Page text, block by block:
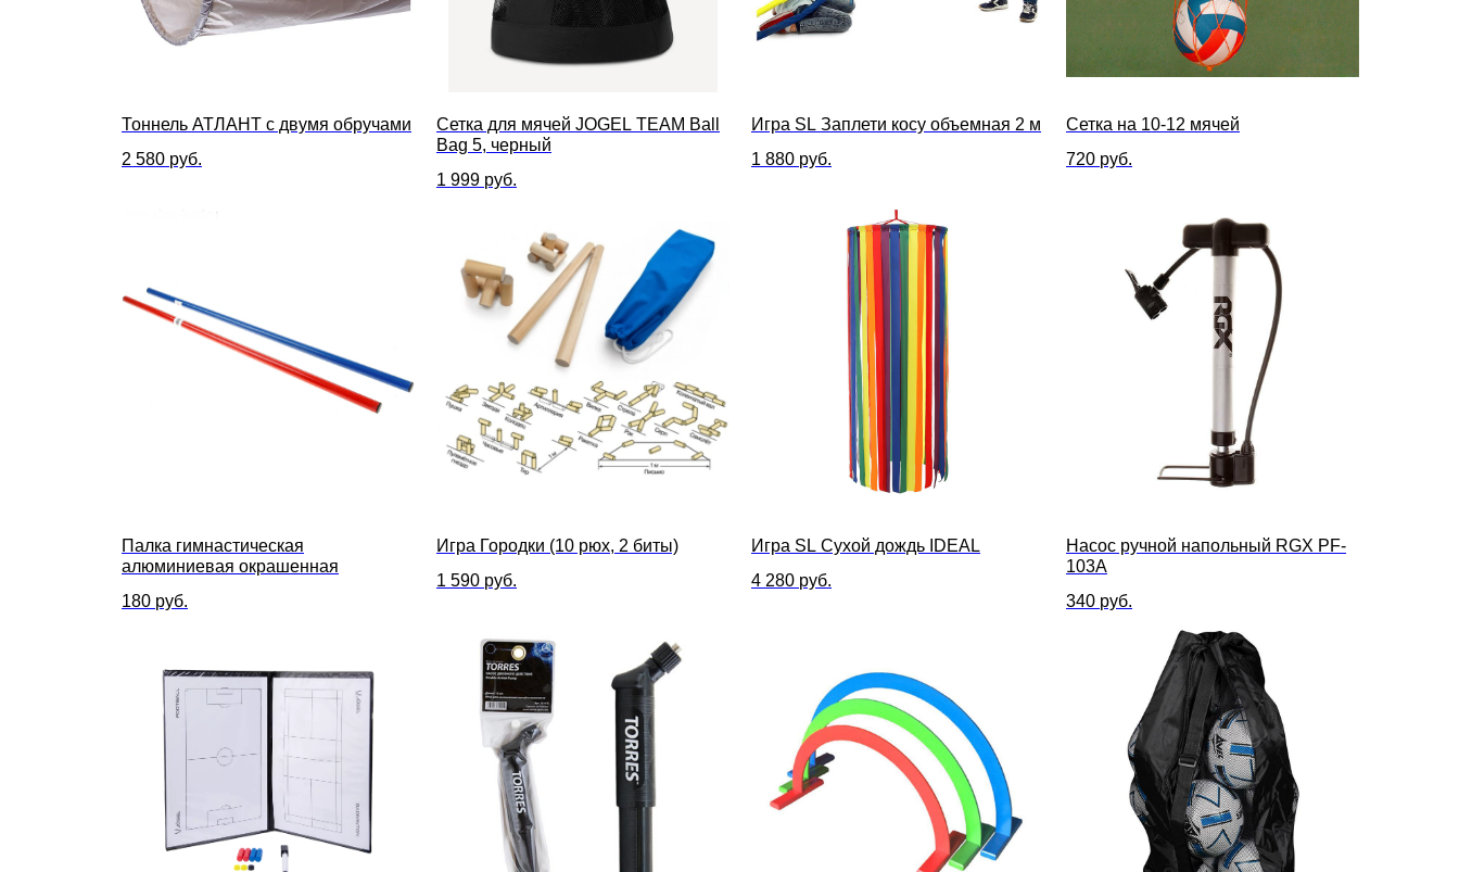
Тоннель АТЛАНТ с двумя обручами
2 580 руб.
Сетка для мячей JOGEL TEAM Ball
Bag 5, черный
1 999 руб.
Игра SL Заплети косу объемная 2 м
1 880 руб.
Сетка на 10-12 мячей
720 руб.
Палка гимнастическая
алюминиевая окрашенная
180 руб.
Игра Городки (10 рюх, 2 биты)
1 590 руб.
Игра SL Сухой дождь IDEAL
4 280 руб.
Насос ручной напольный RGX PF-
103A
340 руб.